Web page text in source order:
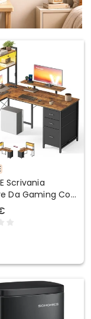
Scrivania
Da Gaming Con
Prese USB